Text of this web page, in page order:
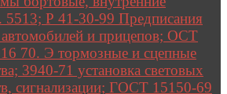
5513; Р 41-30-99 Предписания
и прицепов; ОСТ
70. Э тормозные и сцепные
3940-71 установка световых
сигнализации; ГОСТ 15150-69